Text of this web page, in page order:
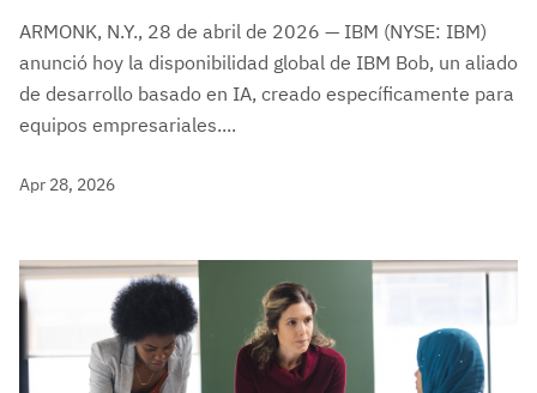
ARMONK, N.Y., 28 de abril de 2026 — IBM (NYSE: IBM)
anunció hoy la disponibilidad global de IBM Bob, un aliado
de desarrollo basado en IA, creado específicamente para
equipos empresariales....
Apr 28, 2026